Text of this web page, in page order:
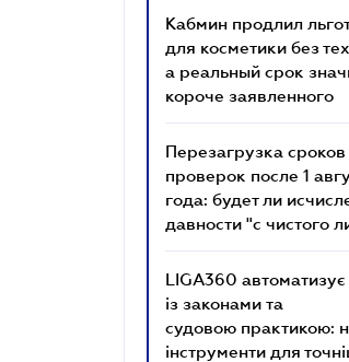
Кабмин продлил
для косметики без
а реальный срок
короче заявленного
Перезагрузка
проверок после 1
года: будет ли
давности "с чистого
LIGA360
із законами та
судовою практикою:
інструменти для